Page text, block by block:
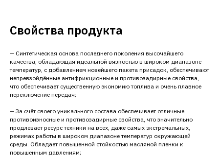
Свойства продукта
— Синтетическая основа последнего поколения высочайшего
качества, обладающая идеальной вязкостью в широком диапазоне
температур, с добавлением новейшего пакета присадок, обеспечивают
непревзойдённые антифрикционные и противозадирные свойства,
что обеспечивает существенную экономию топлива и очень плавное
переключение передач;
— За счёт своего уникального состава обеспечивает отличные
противоизносные и противозадирные свойства, что значительно
продлевает ресурс техники на всех, даже самых экстремальных,
режимах работы в широком диапазоне температур окружающей
среды. Обладает повышенной стойкостью масляной пленки к
повышенным давлениям;